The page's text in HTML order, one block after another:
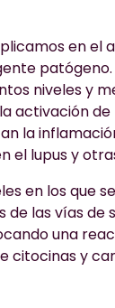
en el
patógeno.
niveles y
activación de
la
el lupus y
en los que
de las vías de
una
citocinas y